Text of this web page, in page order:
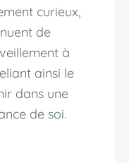
curieux,
de
à
ainsi le
dans une
de soi.